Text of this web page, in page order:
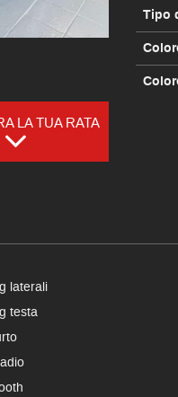
LA TUA RATA
Tipo
laterali
testa